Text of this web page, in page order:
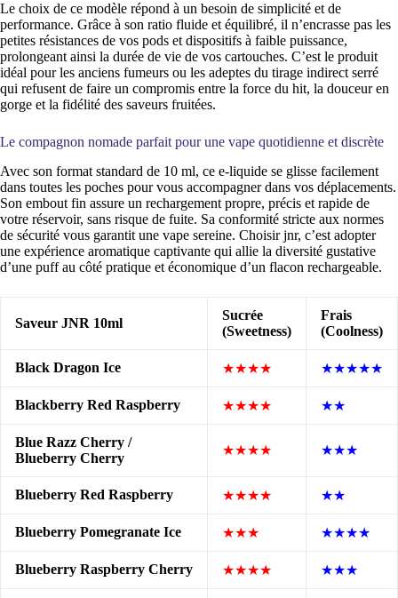
Le choix de ce modèle répond à un besoin de simplicité et de
performance. Grâce à son ratio fluide et équilibré, il n’encrasse pas les
petites résistances de vos pods et dispositifs à faible puissance,
prolongeant ainsi la durée de vie de vos cartouches. C’est le produit
idéal pour les anciens fumeurs ou les adeptes du tirage indirect serré
qui refusent de faire un compromis entre la force du hit, la douceur en
gorge et la fidélité des saveurs fruitées.
Le compagnon nomade parfait pour une vape quotidienne et discrète
Avec son format standard de 10 ml, ce e-liquide se glisse facilement
dans toutes les poches pour vous accompagner dans vos déplacements.
Son embout fin assure un rechargement propre, précis et rapide de
votre réservoir, sans risque de fuite. Sa conformité stricte aux normes
de sécurité vous garantit une vape sereine. Choisir jnr, c’est adopter
une expérience aromatique captivante qui allie la diversité gustative
d’une puff au côté pratique et économique d’un flacon rechargeable.
Saveur JNR 10ml
Sucrée
(Sweetness)
Frais
(Coolness)
Black Dragon Ice ★★★★ ★★★★★
Blackberry Red Raspberry ★★★★ ★★
Blue Razz Cherry /
Blueberry Cherry
★★★★ ★★★
Blueberry Red Raspberry ★★★★ ★★
Blueberry Pomegranate Ice ★★★ ★★★★
Blueberry Raspberry Cherry ★★★★ ★★★